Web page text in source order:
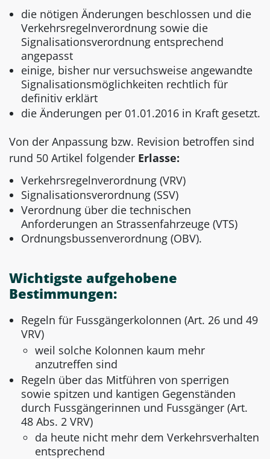
die nötigen Änderungen beschlossen und die
Verkehrsregelnverordnung sowie die
Signalisationsverordnung entsprechend
angepasst
einige, bisher nur versuchsweise angewandte
Signalisationsmöglichkeiten rechtlich für
definitiv erklärt
die Änderungen per 01.01.2016 in Kraft gesetzt.
Von der Anpassung bzw. Revision betroffen sind
rund 50 Artikel folgender Erlasse:
Verkehrsregelnverordnung (VRV)
Signalisationsverordnung (SSV)
Verordnung über die technischen
Anforderungen an Strassenfahrzeuge (VTS)
Ordnungsbussenverordnung (OBV).
Wichtigste aufgehobene
Bestimmungen:
Regeln für Fussgängerkolonnen (Art. 26 und 49
VRV)
weil solche Kolonnen kaum mehr
anzutreffen sind
Regeln über das Mitführen von sperrigen
sowie spitzen und kantigen Gegenständen
durch Fussgängerinnen und Fussgänger (Art.
48 Abs. 2 VRV)
da heute nicht mehr dem Verkehrsverhalten
entsprechend